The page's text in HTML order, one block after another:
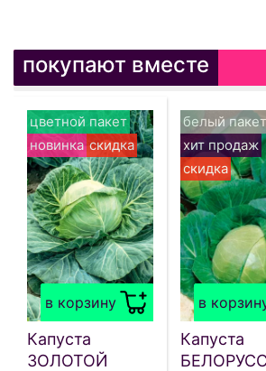
покупают вместе
в корзину
цветной пакет
новинка скидка
Капуста
ЗОЛОТОЙ
в
белый пакет
хит продаж
скидка
Капуста